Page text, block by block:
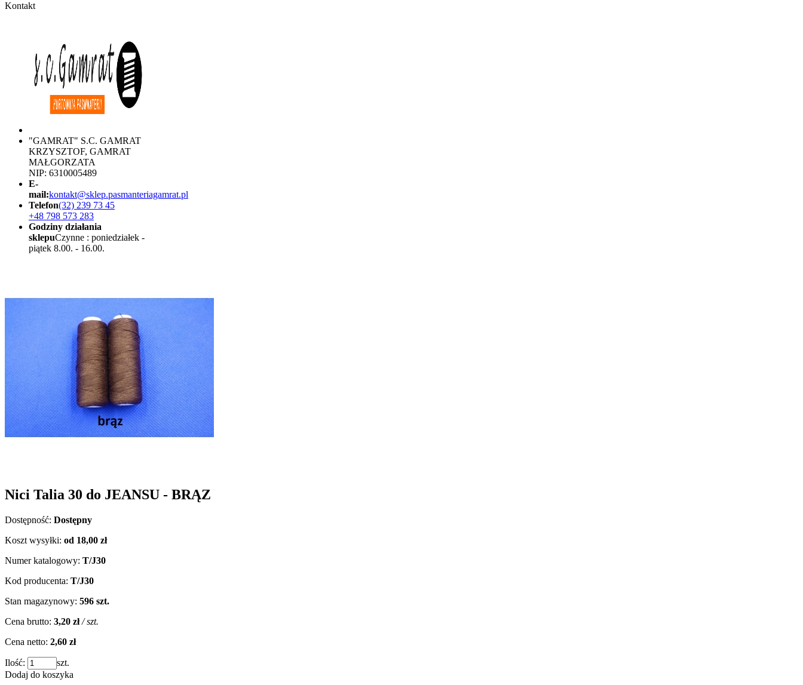
Kontakt
"GAMRAT" S.C. GAMRAT
KRZYSZTOF, GAMRAT
MAŁGORZATA
NIP: 6310005489
E-
mail:kontakt@sklep.pasmanteriagamrat.pl
Telefon(32) 239 73 45
+48 798 573 283
Godziny działania
sklepuCzynne : poniedziałek -
piątek 8.00. - 16.00.
Nici Talia 30 do JEANSU - BRĄZ
Dostępność: Dostępny
Koszt wysyłki: od 18,00 zł
Numer katalogowy: T/J30
Kod producenta: T/J30
Stan magazynowy: 596 szt.
Cena brutto: 3,20 zł / szt.
Cena netto: 2,60 zł
Ilość:
szt.
Dodaj do koszyka